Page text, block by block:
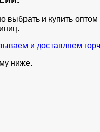
выбрать и купить
и доставляем
ниже.